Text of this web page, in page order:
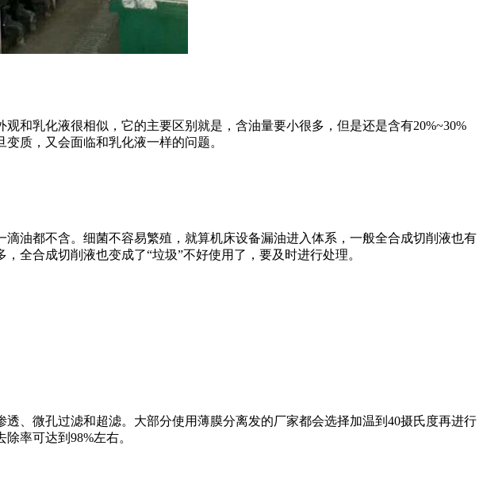
乳化液很相似，它的主要区别就是，含油量要小很多，但是还是含有20%~30%
质，又会面临和乳化液一样的问题。
都不含。细菌不容易繁殖，就算机床设备漏油进入体系，一般全合成切削液也有
全合成切削液也变成了“垃圾”不好使用了，要及时进行处理。
微孔过滤和超滤。大部分使用薄膜分离发的厂家都会选择加温到40摄氏度再进行
率可达到98%左右。